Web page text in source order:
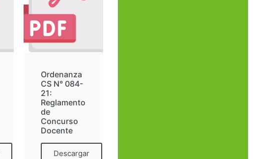
Ordenanza
CS N° 084-
21:
Reglamento
de
Concurso
Docente
Descargar